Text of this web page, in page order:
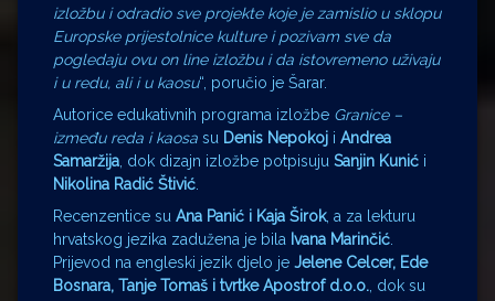
izložbu i odradio sve projekte koje je zamislio u sklopu
Europske prijestolnice kulture i pozivam sve da
pogledaju ovu on line izložbu i da istovremeno uživaju
i u redu, ali i u kaosu“, poručio je Šarar.
Autorice edukativnih programa izložbe Granice –
između reda i kaosa su Denis Nepokoj i Andrea
Samaržija , dok dizajn izložbe potpisuju Sanjin Kunić i
Nikolina Radić Štivić
Recenzentice su Ana Panić i Kaja Širok, a za lekturu
hrvatskog jezika zadužena je bila Ivana Marinčić
Prijevod na engleski jezik djelo je Jelene Celcer, Ede
Bosnara, Tanje Tomaš i tvrtke Apostrof d.o.o. , dok su